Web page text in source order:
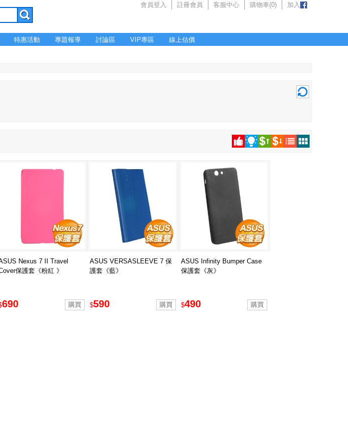
會員登入 註冊會員 客服中心 購物車(0) 加入
特惠活動 專題報導 討論區 VIP專區 線上估價
Nexus 7 II Travel
保護套《粉紅 》
690
ASUS VERSASLEEVE 7 保
護套《藍》
$590
ASUS Infinity Bumper Case
保護套《灰》
$490